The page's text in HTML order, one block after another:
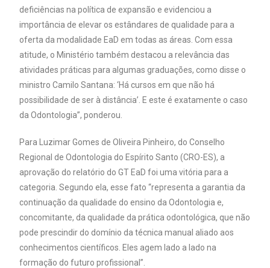
deficiências na política de expansão e evidenciou a
importância de elevar os estândares de qualidade para a
oferta da modalidade EaD em todas as áreas. Com essa
atitude, o Ministério também destacou a relevância das
atividades práticas para algumas graduações, como disse o
ministro Camilo Santana: ‘Há cursos em que não há
possibilidade de ser à distância’. E este é exatamente o caso
da Odontologia”, ponderou.
Para Luzimar Gomes de Oliveira Pinheiro, do Conselho
Regional de Odontologia do Espírito Santo (CRO-ES), a
aprovação do relatório do GT EaD foi uma vitória para a
categoria. Segundo ela, esse fato “representa a garantia da
continuação da qualidade do ensino da Odontologia e,
concomitante, da qualidade da prática odontológica, que não
pode prescindir do domínio da técnica manual aliado aos
conhecimentos científicos. Eles agem lado a lado na
formação do futuro profissional”.